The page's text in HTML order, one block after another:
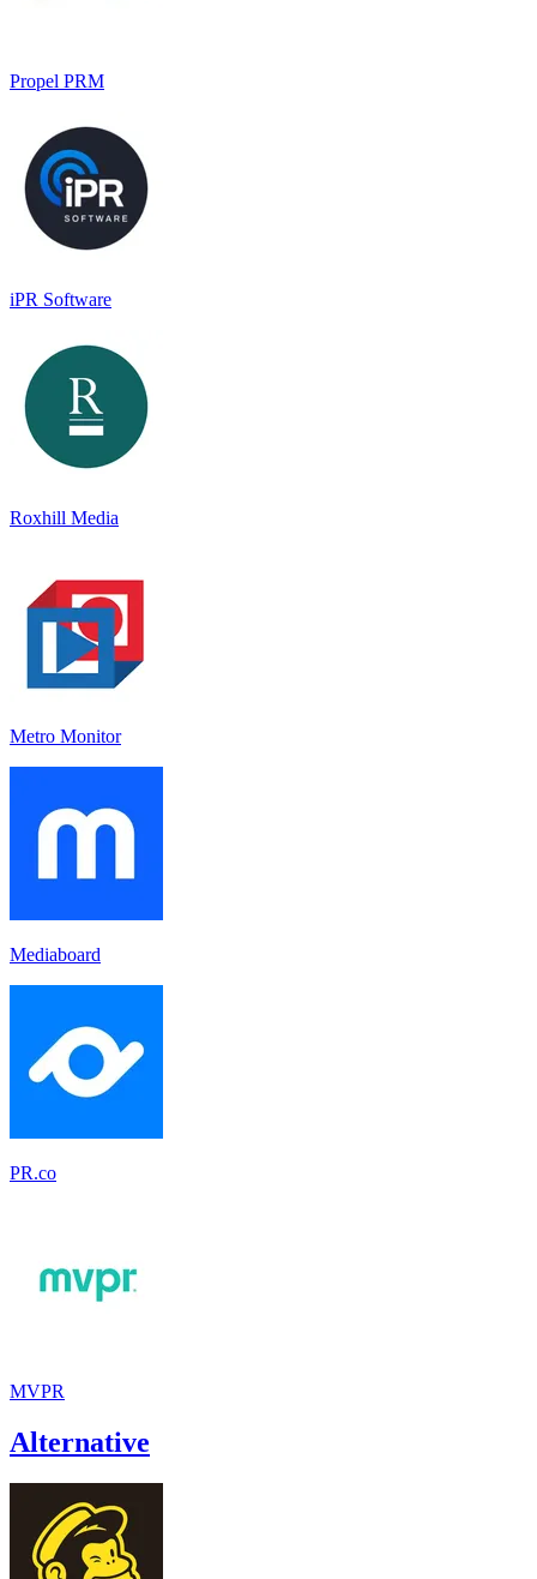
Propel PRM
iPR Software
Roxhill Media
Metro Monitor
Mediaboard
PR.co
MVPR
Alternative